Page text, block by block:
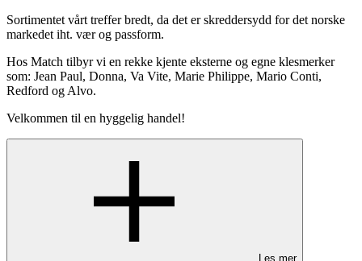
Sortimentet vårt treffer bredt, da det er skreddersydd for det norske
markedet iht. vær og passform.
Hos Match tilbyr vi en rekke kjente eksterne og egne klesmerker
som: Jean Paul, Donna, Va Vite, Marie Philippe, Mario Conti,
Redford og Alvo.
Velkommen til en hyggelig handel!
Les mer